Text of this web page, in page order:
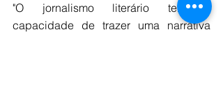
"O jornalismo literário tem a
capacidade de trazer uma narrativa